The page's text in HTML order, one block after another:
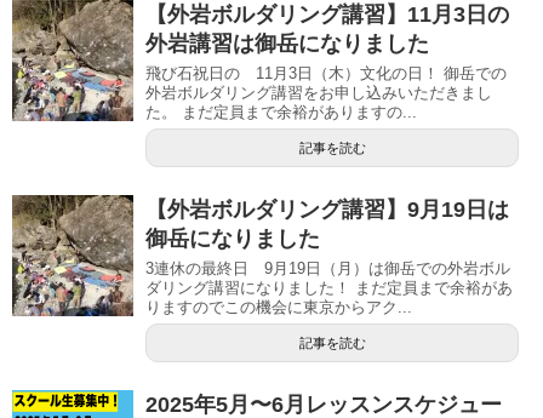
【外岩ボルダリング講習】11月3日の
外岩講習は御岳になりました
飛び石祝日の 11月3日（木）文化の日！ 御岳での
外岩ボルダリング講習をお申し込みいただきまし
た。 まだ定員まで余裕がありますの...
記事を読む
【外岩ボルダリング講習】9月19日は
御岳になりました
3連休の最終日 9月19日（月）は御岳での外岩ボル
ダリング講習になりました！ まだ定員まで余裕があ
りますのでこの機会に東京からアク...
記事を読む
2025年5月〜6月レッスンスケジュー